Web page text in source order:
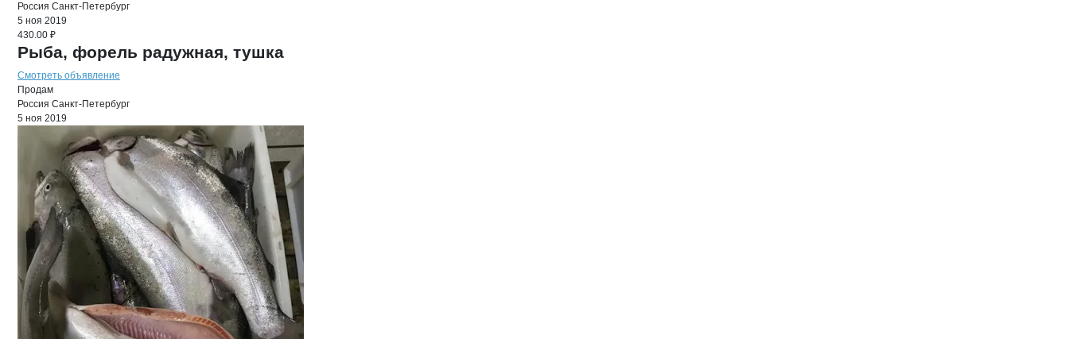
Россия Санкт-Петербург
5 ноя 2019
430.00 ₽
Рыба, форель радужная, тушка
Смотреть объявление
Продам
Россия Санкт-Петербург
5 ноя 2019